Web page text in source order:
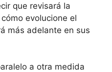
que revisará la
evolucione el
más adelante en sus
a otra medida